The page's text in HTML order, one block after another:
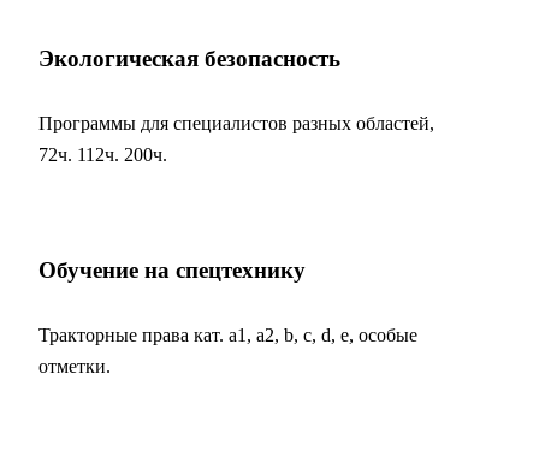
Экологическая безопасность
Программы для специалистов разных областей,
72ч. 112ч. 200ч.
Обучение на спецтехнику
Тракторные права кат. а1, a2, b, c, d, e, особые
отметки.